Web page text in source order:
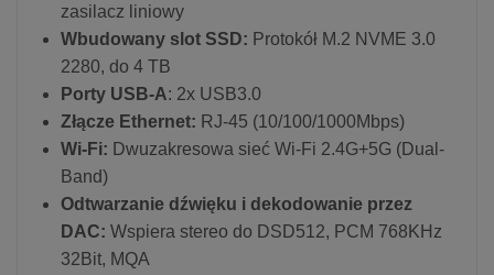
zasilacz liniowy
Wbudowany slot SSD: Protokół M.2 NVME 3.0
2280, do 4 TB
Porty USB-A: 2x USB3.0
Złącze Ethernet: RJ-45 (10/100/1000Mbps)
Wi-Fi: Dwuzakresowa sieć Wi-Fi 2.4G+5G (Dual-
Band)
Odtwarzanie dźwięku i dekodowanie przez
DAC: Wspiera stereo do DSD512, PCM 768KHz
32Bit, MQA